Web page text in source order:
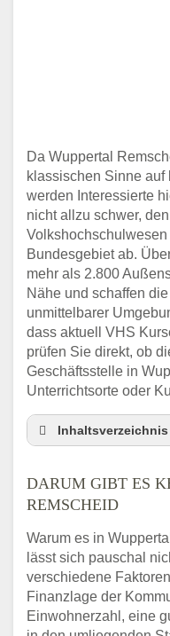
Da Wuppertal
klassischen Sinne auf
werden Interessierte
nicht allzu schwer,
Bundesgebiet ab.
mehr als 2.800
Nähe und schaffen
unmittelbarer
dass aktuell VHS
prüfen Sie direkt, ob
Geschäftsstelle in
Unterrichtsorte oder
Inhaltsverzeichnis
Remscheid
3 schnelle Tipps
Wuppertal
Nähe
Abendschule
Wuppertal
VHS steht für
DARUM GIBT ES
REMSCHEID
Warum es in
lässt sich pauschal
verschiedene
Finanzlage der
Einwohnerzahl, eine